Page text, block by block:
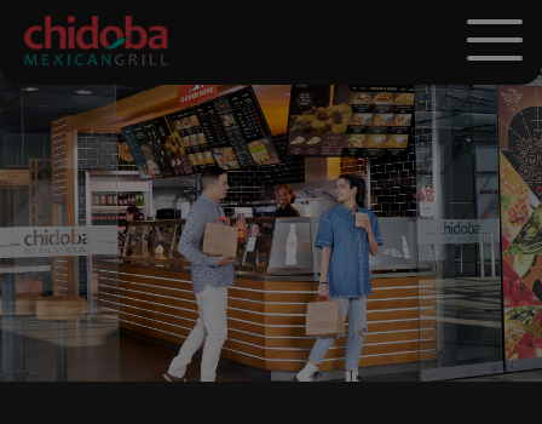
HOME
PRODUKTE
NUTRITION
FRANCHISE
JOBS
STANDORTE